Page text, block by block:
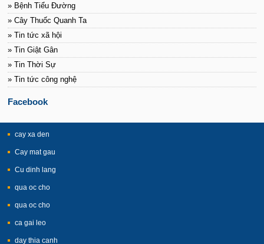
» Bệnh Tiểu Đường
» Cây Thuốc Quanh Ta
» Tin tức xã hội
» Tin Giật Gân
» Tin Thời Sự
» Tin tức công nghệ
Facebook
cay xa den
Cay mat gau
Cu dinh lang
qua oc cho
qua oc cho
ca gai leo
day thia canh